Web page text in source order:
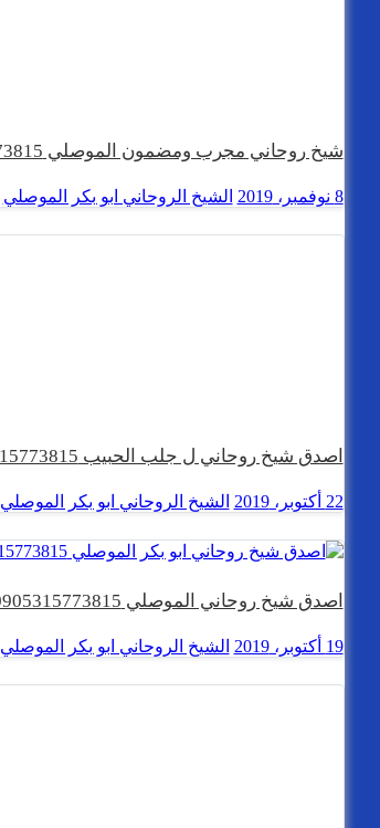
شيخ روحاني مجرب ومضمون الموصلي 00905315773815
8 نوفمبر، 2019 الشيخ الروحاني ابو بكر الموصلي
اصدق شيخ روحاني ل جلب الحبيب 00905315773815
22 أكتوبر، 2019 الشيخ الروحاني ابو بكر الموصلي
اصدق شيخ روحاني الموصلي 00905315773815
19 أكتوبر، 2019 الشيخ الروحاني ابو بكر الموصلي